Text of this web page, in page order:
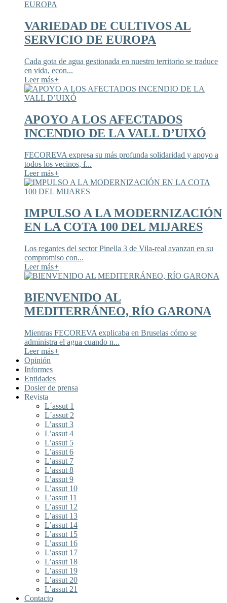
VARIEDAD DE CULTIVOS AL
SERVICIO DE EUROPA
Cada gota de agua gestionada en nuestro territorio se traduce
en vida, econ...
Leer más+
APOYO A LOS AFECTADOS
INCENDIO DE LA VALL D’UIXÓ
FECOREVA expresa su más profunda solidaridad y apoyo a
todos los vecinos, f...
Leer más+
IMPULSO A LA MODERNIZACIÓN
EN LA COTA 100 DEL MIJARES
Los regantes del sector Pinella 3 de Vila-real avanzan en su
compromiso con...
Leer más+
BIENVENIDO AL
MEDITERRÁNEO, RÍO GARONA
Mientras FECOREVA explicaba en Bruselas cómo se
administra el agua cuando n...
Leer más+
Opinión
Informes
Entidades
Dosier de prensa
Revista
L´assut 1
L´assut 2
L’assut 3
L’assut 4
L’assut 5
L’assut 6
L’assut 7
L’assut 8
L’assut 9
L’assut 10
L’assut 11
L’assut 12
L’assut 13
L’assut 14
L’assut 15
L’assut 16
L’assut 17
L’assut 18
L’assut 19
L’assut 20
L’assut 21
Contacto